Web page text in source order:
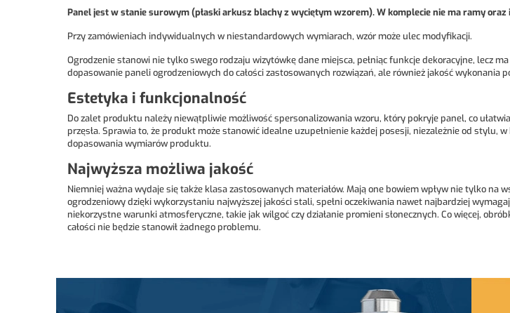
Panel jest w stanie surowym (płaski arkusz blachy z wyciętym wzorem). W komplecie nie ma ramy
Przy zamówieniach indywidualnych w niestandardowych wymiarach, wzór może ulec modyfikacji.
Ogrodzenie stanowi nie tylko swego rodzaju wizytówkę dane miejsca, pełniąc funkcje dekoracyjne, lecz
dopasowanie paneli ogrodzeniowych do całości zastosowanych rozwiązań, ale również jakość wykonania
Estetyka i funkcjonalność
Do zalet produktu należy niewątpliwie możliwość spersonalizowania wzoru, który pokryje panel, co
przęsła. Sprawia to, że produkt może stanowić idealne uzupełnienie każdej posesji, niezależnie od
dopasowania wymiarów produktu.
Najwyższa możliwa jakość
Niemniej ważna wydaje się także klasa zastosowanych materiałów. Mają one bowiem wpływ nie tylko
ogrodzeniowy dzięki wykorzystaniu najwyższej jakości stali, spełni oczekiwania nawet najbardziej
niekorzystne warunki atmosferyczne, takie jak wilgoć czy działanie promieni słonecznych. Co więcej,
całości nie będzie stanowił żadnego problemu.